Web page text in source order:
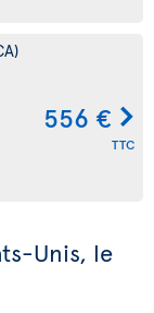
556 €
TTC
Unis, le